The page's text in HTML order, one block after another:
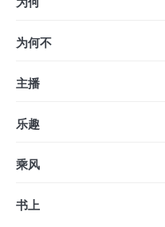
为何不
主播
乐趣
乘风
书上